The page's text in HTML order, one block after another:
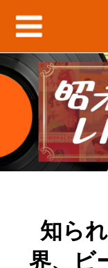
知ら
界、ビ